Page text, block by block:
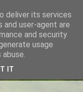
deliver its services
and user-agent are
and security
usage
IT